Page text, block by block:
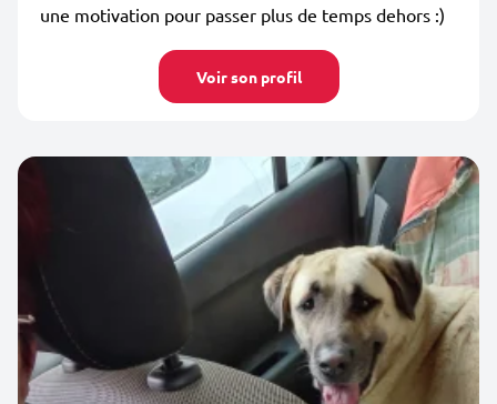
une motivation pour passer plus de temps dehors :)
Voir son profil